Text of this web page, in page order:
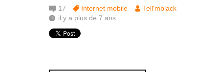
17 Internet mobile
Tell'mblack
il y a plus de 7 ans